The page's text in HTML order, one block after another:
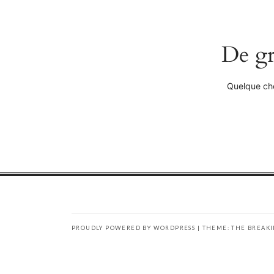
De
Quelque
PROUDLY POWERED BY WORDPRESS | THEME: THE